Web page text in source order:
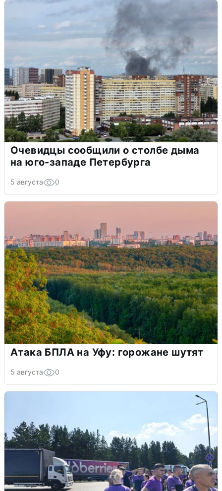
Очевидцы сообщили о столбе дыма
на юго-западе Петербурга
5 августа 0
Атака БПЛА на Уфу: горожане шутят
5 августа 0